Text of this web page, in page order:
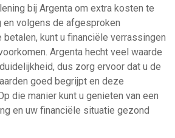
bij Argenta om extra kosten te
en volgens de afgesproken
kunt u financiële verrassingen
Argenta hecht veel waarde
dus zorg ervoor dat u de
goed begrijpt en deze
die manier kunt u genieten van een
en uw financiële situatie gezond